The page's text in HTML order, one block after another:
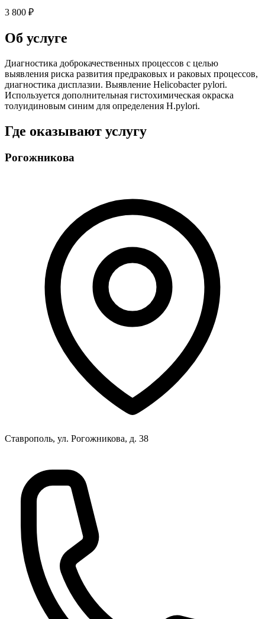
3 800 ₽
Об услуге
Диагностика доброкачественных процессов с целью
выявления риска развития предраковых и раковых процессов,
диагностика дисплазии. Выявление Helicobacter pylori.
Используется дополнительная гистохимическая окраска
толуидиновым синим для определения H.pylori.
Где оказывают услугу
Рогожникова
Ставрополь, ул. Рогожникова, д. 38